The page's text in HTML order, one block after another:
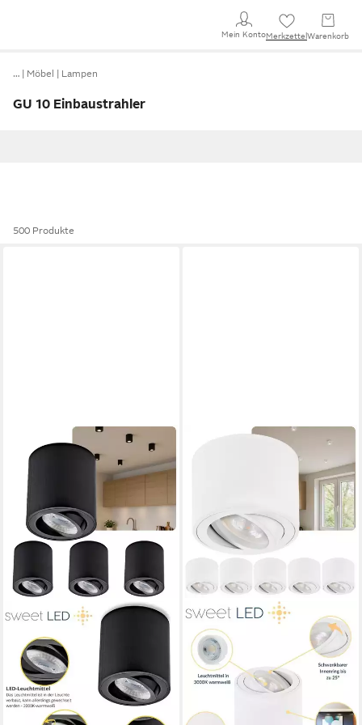
Mein KontoMerkzettel Warenkorb
… Möbel Lampen
GU 10 Einbaustrahler
500 Produkte